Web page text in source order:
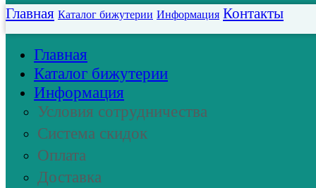
Главная Каталог бижутерии Информация Контакты
Главная
Каталог бижутерии
Информация
Условия сотрудничества
Система скидок
Оплата
Доставка